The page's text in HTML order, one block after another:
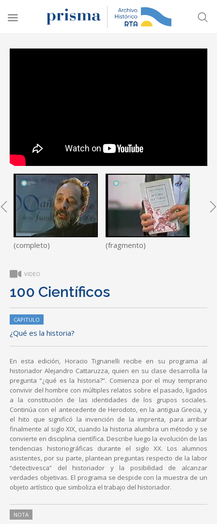
(completo) (fragmento)
VIDEO
100 Científicos
CAPITULO
¿Qué es la historia?
En esta edición, Horacio Tignanelli recibe en su programa al
historiador Alejandro Cattaruzza, quien en su clase desarrolla la
pregunta “¿qué es la historia?”. Comienza por el muy temprano
convivir del hombre con múltiples relatos sobre el pasado, ligados
a la constitución de las identidades de los grupos sociales.
Continúa con el antecedente de Herodoto, en la antigua Grecia, y
el hito que significó la invención de la imprenta, para arribar
finalmente al siglo XIX, cuando la historia alumbra un método y se
convierte en disciplina científica. Describe luego la evolución de las
tendencias historiográficas durante el siglo XX. Los alumnos
asistentes, por su parte, plantean preguntas respecto de la labor
“detectivesca” del historiador y la posibilidad de alcanzar
verdades objetivas. El programa se despide con la muestra de un
objeto artístico que simboliza el trabajo del historiador.
NOTA